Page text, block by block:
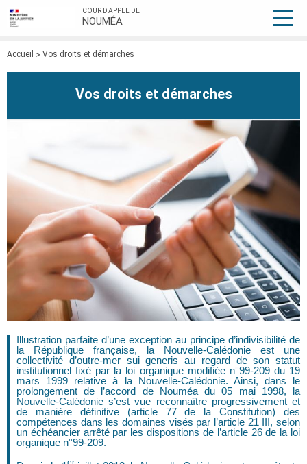
COUR D'APPEL DE
NOUMÉA
Fil
Accueil Vos droits et démarches
Vos droits et démarches
Illustration parfaite d’une exception au principe d’indivisibilité de
la République française, la Nouvelle-Calédonie est une
collectivité d’outre-mer sui generis au regard de son statut
institutionnel fixé par la loi organique modifiée n°99-209 du 19
mars 1999 relative à la Nouvelle-Calédonie. Ainsi, dans le
prolongement de l’accord de Nouméa du 05 mai 1998, la
Nouvelle-Calédonie s’est vue reconnaître progressivement et
de manière définitive (article 77 de la Constitution) des
compétences dans les domaines visés par l’article 21 III, selon
un échéancier arrêté par les dispositions de l’article 26 de la loi
organique n°99-209.